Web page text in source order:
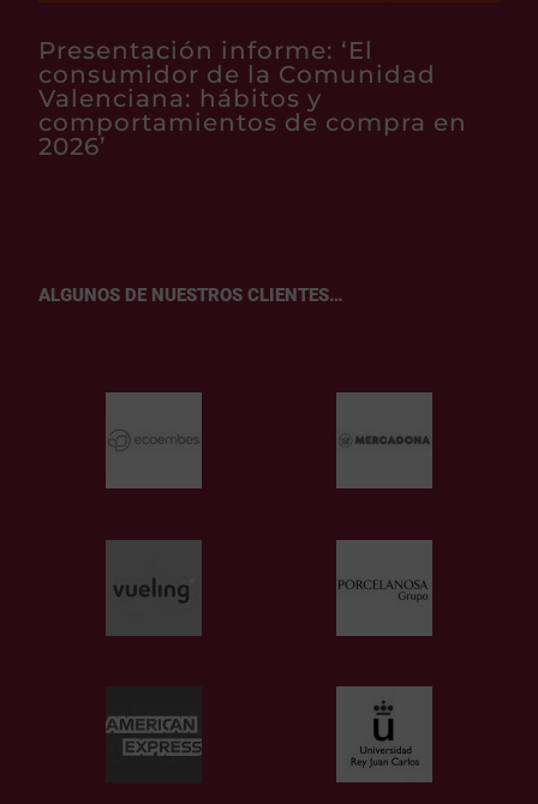
Presentación informe: ‘El
consumidor de la Comunidad
Valenciana: hábitos y
comportamientos de compra en
2026’
ALGUNOS DE NUESTROS CLIENTES…